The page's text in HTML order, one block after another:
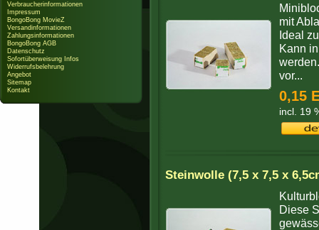
mit
Ideal
Kann
vor...
0,15
incl. 19
Steinwolle (7,5 x 7,5 x
Diese
Verbraucherinformationen
Impressum
BongoBong MovieZ
Versandinformationen
Zahlungsinformationen
BongoBong AGB
Datenschutz
Sofortüberweisung Infos
Widerrufsbelehrung
Angebot
Sitemap
Kontakt